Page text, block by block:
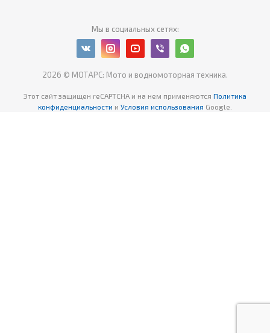
Мы в социальных сетях:
2026 © МОТАРС: Мото и водномоторная техника.
Этот сайт защищен reCAPTCHA и на нем применяются Политика
конфиденциальности и Условия использования Google.